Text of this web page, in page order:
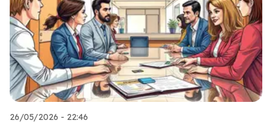
26/05/2026 - 22:46